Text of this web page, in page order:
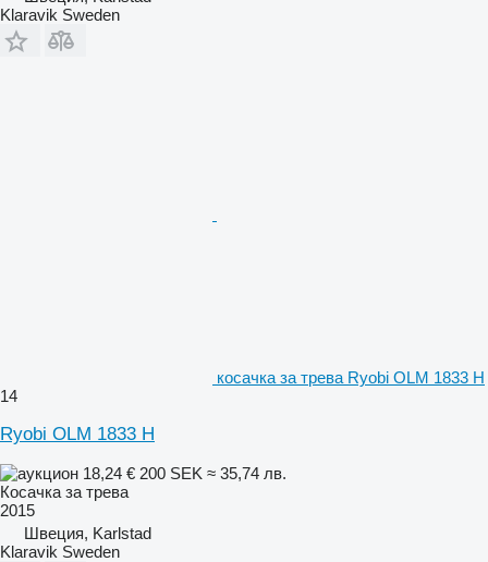
Klaravik Sweden
косачка за трева Ryobi OLM 1833 H
14
Ryobi OLM 1833 H
18,24 € 200 SEK ≈ 35,74 лв.
Косачка за трева
2015
Швеция, Karlstad
Klaravik Sweden